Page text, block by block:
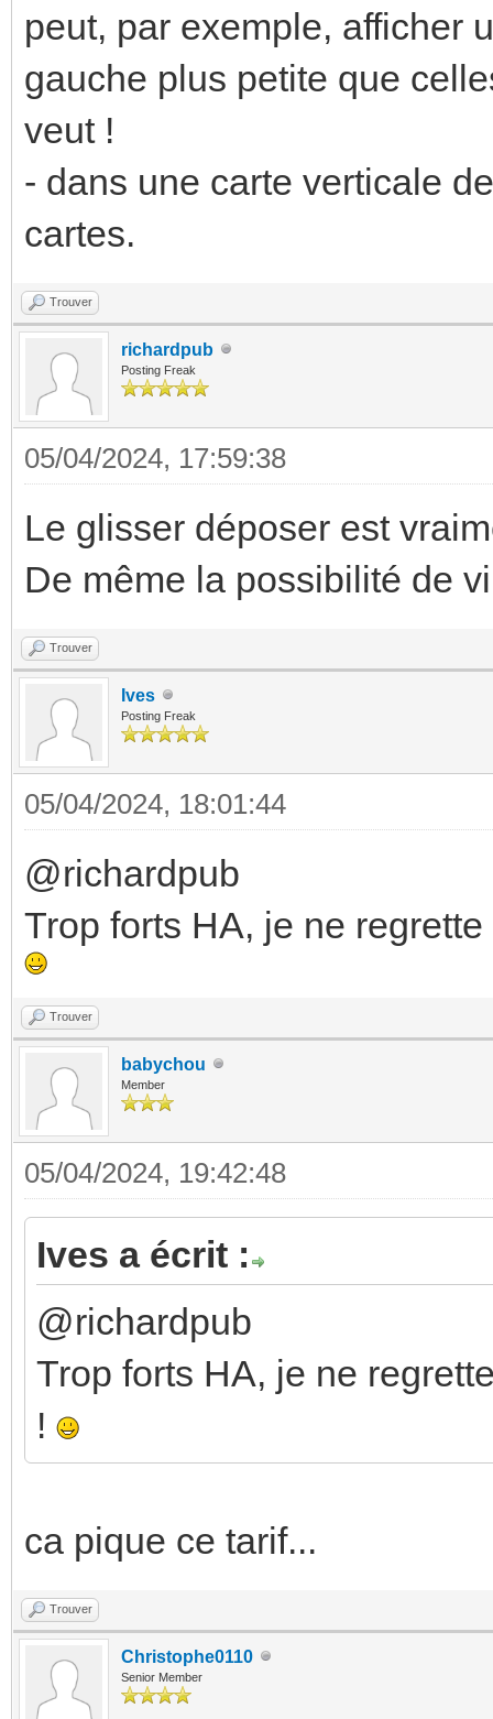
peut, par exemple, afficher
gauche plus petite que
veut !
- dans une carte verticale
cartes.
Trouver
richardpub
Posting Freak
05/04/2024, 17:59:38
Le glisser déposer est
De même la possibilité de
Trouver
Ives
Posting Freak
05/04/2024, 18:01:44
@richardpub
Trop forts HA, je ne
Trouver
babychou
Member
05/04/2024, 19:42:48
Ives a écrit :
@richardpub
Trop forts HA, je ne
!
ca pique ce tarif...
Trouver
Christophe0110
Senior Member